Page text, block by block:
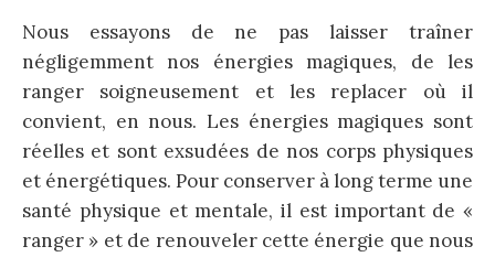
Nous essayons de ne pas laisser traîner
négligemment nos énergies magiques, de les
ranger soigneusement et les replacer où il
convient, en nous. Les énergies magiques sont
réelles et sont exsudées de nos corps physiques
et énergétiques. Pour conserver à long terme une
santé physique et mentale, il est important de «
ranger » et de renouveler cette énergie que nous